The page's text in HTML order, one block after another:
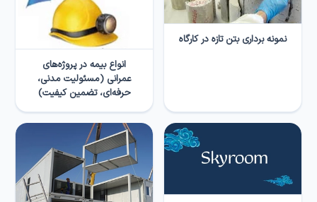
نمونه برداری بتن‌ تازه در کارگاه
انواع بیمه در پروژه‌های
عمرانی (مسئولیت مدنی،
حرفه‌ای، تضمین کیفیت)